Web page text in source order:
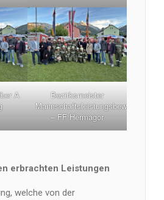
A
Bezirksmeister
Mannschaftsleistungsbewerb
– FF Hermagor
erbrachten Leistungen
welche von der